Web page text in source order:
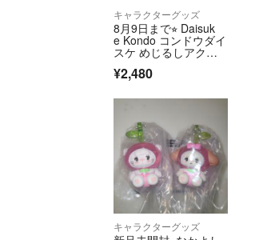
キャラクターグッズ
8月9日まで⭐︎ Daisuk
e Kondo コンドウダイ
スケ めじるしアクセ
¥2,480
キャラクターグッズ